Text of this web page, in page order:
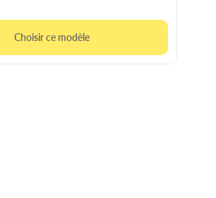
Choisir ce modèle